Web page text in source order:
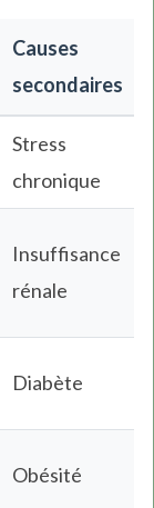
Causes
secondaires
Stress
chronique
Insuffisance
rénale
Diabète
Obésité